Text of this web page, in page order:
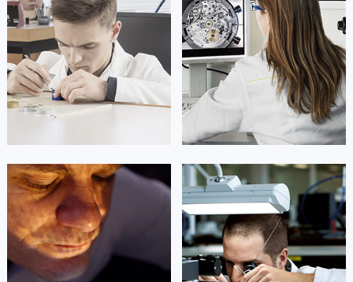
凯罗尔·切尔西
资深萧邦技师
是萧邦售后服务中心
(萧邦保养中心)
的高级技师之一
Beijing Chopard Maintain center
达芙妮·克劳迪娅
资深萧邦技师
是萧邦售后服务中心
(萧邦保养中心)
的高级技师之一
Shanghai Chopard Maintain center